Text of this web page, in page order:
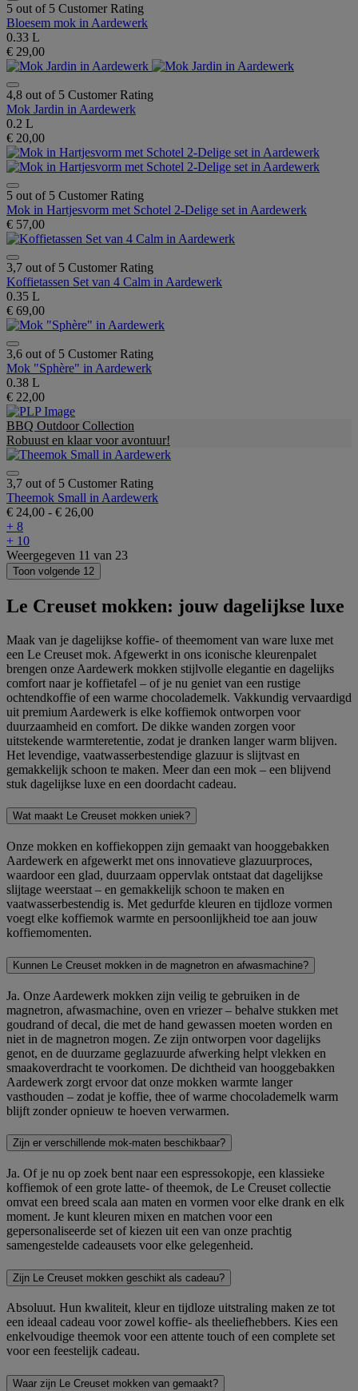
5 out of 5 Customer Rating
Bloesem mok in Aardewerk
0.33 L
€ 29,00
4,8 out of 5 Customer Rating
Mok Jardin in Aardewerk
0.2 L
€ 20,00
5 out of 5 Customer Rating
Mok in Hartjesvorm met Schotel 2-Delige set in Aardewerk
€ 57,00
3,7 out of 5 Customer Rating
Koffietassen Set van 4 Calm in Aardewerk
0.35 L
€ 69,00
3,6 out of 5 Customer Rating
Mok "Sphère" in Aardewerk
0.38 L
€ 22,00
BBQ Outdoor Collection
Robuust en klaar voor avontuur!
3,7 out of 5 Customer Rating
Theemok Small in Aardewerk
€ 24,00 - € 26,00
+ 8
+ 10
Weergegeven 11 van 23
Toon volgende 12
Le Creuset mokken: jouw dagelijkse luxe
Maak van je dagelijkse koffie- of theemoment van ware luxe met
een Le Creuset mok. Afgewerkt in ons iconische kleurenpalet
brengen onze Aardewerk mokken stijlvolle elegantie en dagelijks
comfort naar je koffietafel – of je nu geniet van een rustige
ochtendkoffie of een warme chocolademelk. Vakkundig vervaardigd
uit premium Aardewerk is elke koffiemok ontworpen voor
duurzaamheid en comfort. De dikke wanden zorgen voor
uitstekende warmteretentie, zodat je dranken langer warm blijven.
Het levendige, vaatwasserbestendige glazuur is slijtvast en
gemakkelijk schoon te maken. Meer dan een mok – een blijvend
stuk dagelijkse luxe en een doordacht cadeau.
Wat maakt Le Creuset mokken uniek?
Onze mokken en koffiekoppen zijn gemaakt van hooggebakken
Aardewerk en afgewerkt met ons innovatieve glazuurproces,
waardoor een glad, duurzaam oppervlak ontstaat dat dagelijkse
slijtage weerstaat – en gemakkelijk schoon te maken en
vaatwasserbestendig is. Met gedurfde kleuren en tijdloze vormen
voegt elke koffiemok warmte en persoonlijkheid toe aan jouw
koffiemomenten.
Kunnen Le Creuset mokken in de magnetron en afwasmachine?
Ja. Onze Aardewerk mokken zijn veilig te gebruiken in de
magnetron, afwasmachine, oven en vriezer – behalve stukken met
goudrand of decal, die met de hand gewassen moeten worden en
niet in de magnetron mogen. Ze zijn ontworpen voor dagelijks
genot, en de duurzame geglazuurde afwerking helpt vlekken en
smaakoverdracht te voorkomen. De dichtheid van hooggebakken
Aardewerk zorgt ervoor dat onze mokken warmte langer
vasthouden – zodat je koffie, thee of warme chocolademelk warm
blijft zonder opnieuw te hoeven verwarmen.
Zijn er verschillende mok-maten beschikbaar?
Ja. Of je nu op zoek bent naar een espressokopje, een klassieke
koffiemok of een grote latte- of theemok, de Le Creuset collectie
omvat een breed scala aan maten en vormen voor elke drank en elk
moment. Je kunt kleuren mixen en matchen voor een
gepersonaliseerde set of kiezen uit een van onze prachtig
samengestelde cadeausets voor elke gelegenheid.
Zijn Le Creuset mokken geschikt als cadeau?
Absoluut. Hun kwaliteit, kleur en tijdloze uitstraling maken ze tot
een ideaal cadeau voor zowel koffie- als theeliefhebbers. Kies een
enkelvoudige theemok voor een attente touch of een complete set
voor een feestelijk cadeau.
Waar zijn Le Creuset mokken van gemaakt?